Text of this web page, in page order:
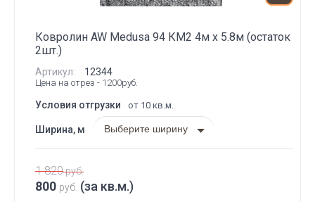
Ковролин AW Medusa 94 КМ2 4м х 5.8м (остаток
2шт.)
Артикул: 12344
Цена на отрез - 1200руб.
Условия отгрузки от 10 кв.м.
Ширина, м Выберите ширину
1 820руб.
800 руб. (за кв.м.)